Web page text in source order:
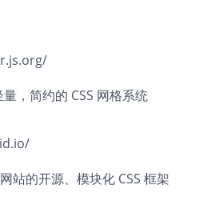
量，简约的 CSS 网格系统
站的开源、模块化 CSS 框架